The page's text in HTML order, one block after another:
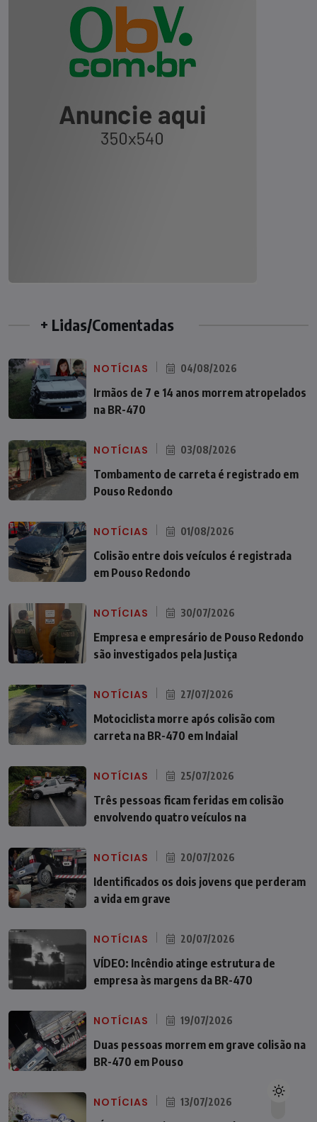
+ Lidas/Comentadas
NOTÍCIAS 04/08/2026
Irmãos de 7 e 14 anos morrem atropelados
na BR-470
NOTÍCIAS 03/08/2026
Tombamento de carreta é registrado em
Pouso Redondo
NOTÍCIAS 01/08/2026
Colisão entre dois veículos é registrada
em Pouso Redondo
NOTÍCIAS 30/07/2026
Empresa e empresário de Pouso Redondo
são investigados pela Justiça
NOTÍCIAS 27/07/2026
Motociclista morre após colisão com
carreta na BR-470 em Indaial
NOTÍCIAS 25/07/2026
Três pessoas ficam feridas em colisão
envolvendo quatro veículos na
NOTÍCIAS 20/07/2026
Identificados os dois jovens que perderam
a vida em grave
NOTÍCIAS 20/07/2026
VÍDEO: Incêndio atinge estrutura de
empresa às margens da BR-470
NOTÍCIAS 19/07/2026
Duas pessoas morrem em grave colisão na
BR-470 em Pouso
NOTÍCIAS 13/07/2026